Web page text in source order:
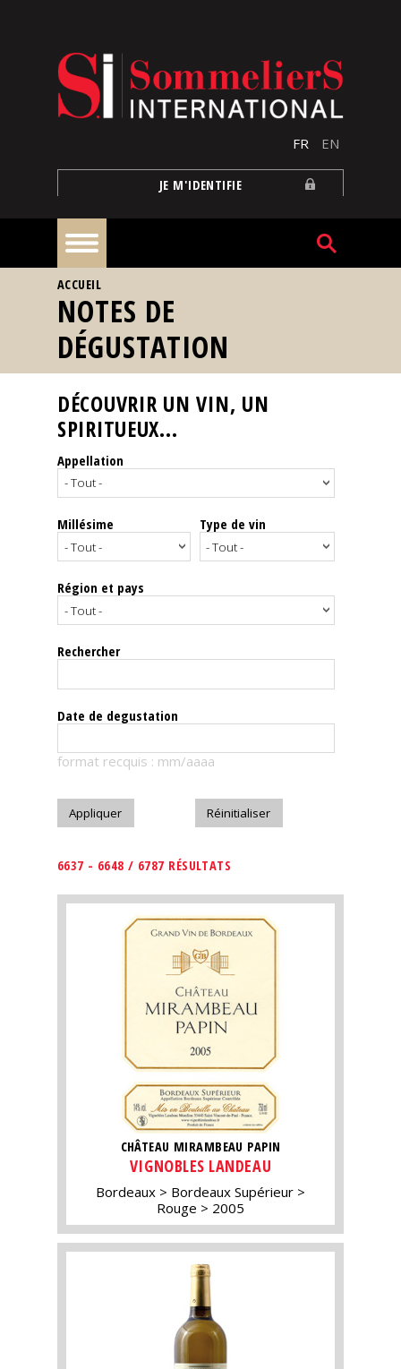
FR EN
JE M'IDENTIFIE
À
la
une
Reportages
Nos
Spiritueux
Notes
dégustation
Le
magazine
Télécharger
VOUS ÊTES ICI
ACCUEIL
NOTES DE
DÉGUSTATION
DÉCOUVRIR UN VIN, UN
SPIRITUEUX...
Appellation
Millésime Type de vin
Région et pays
Rechercher
Date de degustation
format recquis : mm/aaaa
6637 - 6648 / 6787 RÉSULTATS
CHÂTEAU MIRAMBEAU PAPIN
VIGNOBLES LANDEAU
Bordeaux
Bordeaux Supérieur
Rouge
2005